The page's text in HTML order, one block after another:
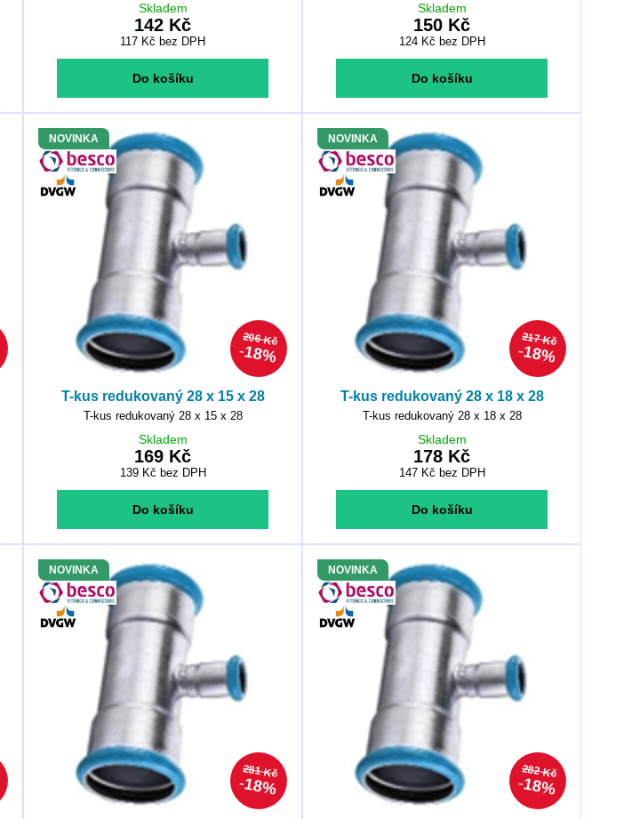
Skladem
142 Kč
117 Kč bez DPH
Do košíku
Skladem
150 Kč
124 Kč bez DPH
Do košíku
206 Kč
18%
NOVINKA
T-kus redukovaný 28 x 15 x 28
T-kus redukovaný 28 x 15 x 28
Skladem
169 Kč
139 Kč bez DPH
Do košíku
217 Kč
18%
NOVINKA
T-kus redukovaný 28 x 18 x 28
T-kus redukovaný 28 x 18 x 28
Skladem
178 Kč
147 Kč bez DPH
Do košíku
281 Kč
18%
NOVINKA
282 Kč
18%
NOVINKA